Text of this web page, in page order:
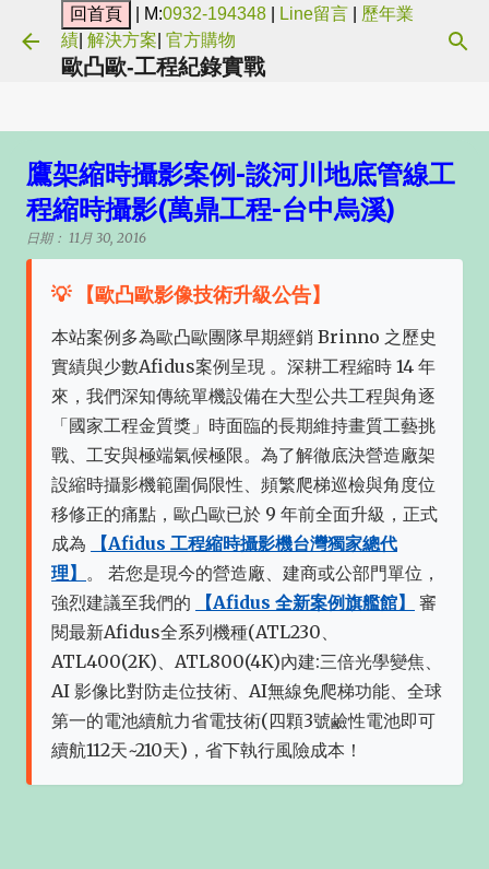
跳到主要內容
| M:0932-194348 Line留言
歷年業
績 解決方案 官方購物
歐凸歐-工程紀錄實戰
鷹架縮時攝影案例-談河川地底管線工
程縮時攝影(萬鼎工程-台中烏溪)
日期： 11月 30, 2016
💡 【歐凸歐影像技術升級公告】
本站案例多為歐凸歐團隊早期經銷 Brinno 之歷史
實績與少數Afidus案例呈現 。深耕工程縮時 14 年
來，我們深知傳統單機設備在大型公共工程與角逐
「國家工程金質獎」時面臨的長期維持畫質工藝挑
戰、工安與極端氣候極限。為了解徹底決營造廠架
設縮時攝影機範圍侷限性、頻繁爬梯巡檢與角度位
移修正的痛點，歐凸歐已於 9 年前全面升級，正式
成為
【Afidus 工程縮時攝影機台灣獨家總代
理】 。 若您是現今的營造廠、建商或公部門單位，
強烈建議至我們的
【Afidus 全新案例旗艦館】
審
閱最新Afidus全系列機種(ATL230、
ATL400(2K)、ATL800(4K)內建:三倍光學變焦、
AI 影像比對防走位技術、AI無線免爬梯功能、全球
第一的電池續航力省電技術(四顆3號鹼性電池即可
續航112天~210天)，省下執行風險成本！